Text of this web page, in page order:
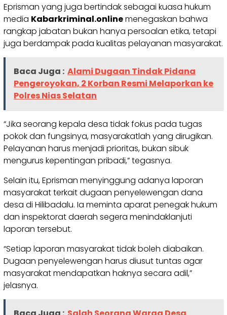
Eprisman yang juga bertindak sebagai kuasa hukum
media Kabarkriminal.onlinemenegaskan bahwa
rangkap jabatan bukan hanya persoalan etika, tetapi
juga berdampak pada kualitas pelayanan masyarakat.
Baca Juga : Alami Dugaan Tindak Pidana
Pengeroyokan, 2 Korban Resmi Melaporkan ke
Polres Nias Selatan
“Jika seorang kepala desa tidak fokus pada tugas
pokok dan fungsinya, masyarakatlah yang dirugikan.
Pelayanan harus menjadi prioritas, bukan sibuk
mengurus kepentingan pribadi,” tegasnya.
Selain itu, Eprisman menyinggung adanya laporan
masyarakat terkait dugaan penyelewengan dana
desa di Hilibadalu. Ia meminta aparat penegak hukum
dan inspektorat daerah segera menindaklanjuti
laporan tersebut.
“Setiap laporan masyarakat tidak boleh diabaikan.
Dugaan penyelewengan harus diusut tuntas agar
masyarakat mendapatkan haknya secara adil,”
jelasnya.